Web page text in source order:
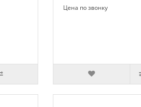
Цена по звонку